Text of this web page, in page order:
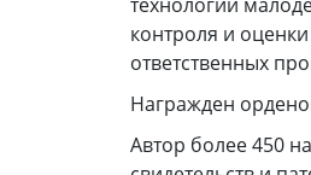
контроля и
ответственных
Награжден
Автор более 450